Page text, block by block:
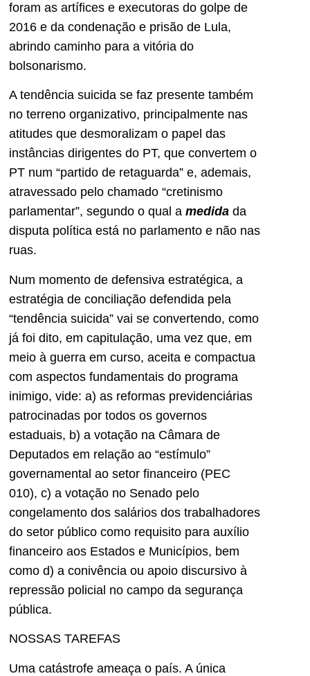
foram as artífices e executoras do golpe de
2016 e da condenação e prisão de Lula,
abrindo caminho para a vitória do
bolsonarismo.
A tendência suicida se faz presente também
no terreno organizativo, principalmente nas
atitudes que desmoralizam o papel das
instâncias dirigentes do PT, que convertem o
PT num “partido de retaguarda” e, ademais,
atravessado pelo chamado “cretinismo
parlamentar”, segundo o qual a medida da
disputa política está no parlamento e não nas
ruas.
Num momento de defensiva estratégica, a
estratégia de conciliação defendida pela
“tendência suicida” vai se convertendo, como
já foi dito, em capitulação, uma vez que, em
meio à guerra em curso, aceita e compactua
com aspectos fundamentais do programa
inimigo, vide: a) as reformas previdenciárias
patrocinadas por todos os governos
estaduais, b) a votação na Câmara de
Deputados em relação ao “estímulo”
governamental ao setor financeiro (PEC
010), c) a votação no Senado pelo
congelamento dos salários dos trabalhadores
do setor público como requisito para auxílio
financeiro aos Estados e Municípios, bem
como d) a conivência ou apoio discursivo à
repressão policial no campo da segurança
pública.
NOSSAS TAREFAS
Uma catástrofe ameaça o país. A única